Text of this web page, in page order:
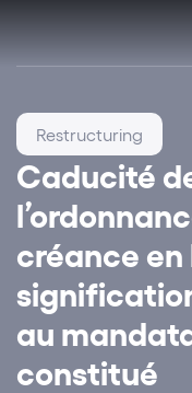
Caducité
créance en
au
constitué
Restructuring